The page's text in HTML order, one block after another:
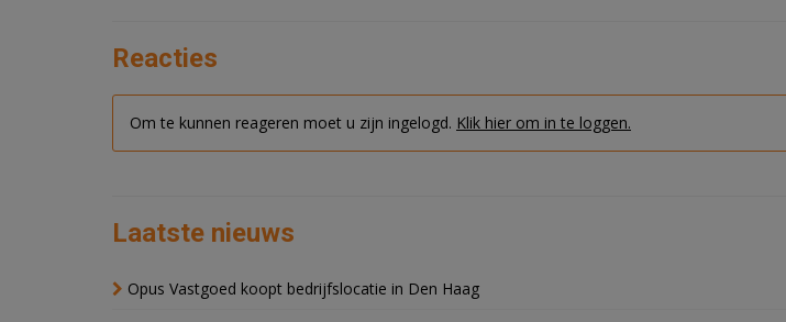
Reacties
Om te kunnen reageren moet u zijn ingelogd. Klik hier om in te loggen.
Laatste nieuws
Opus Vastgoed koopt bedrijfslocatie in Den Haag